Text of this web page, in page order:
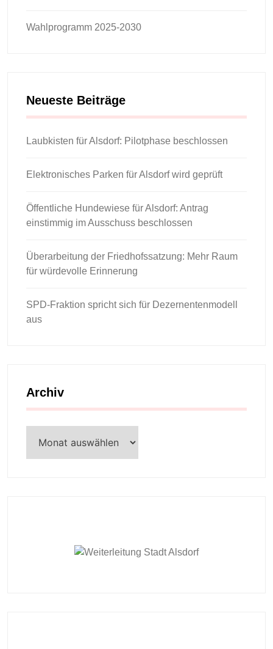
Wahlprogramm 2025-2030
Neueste Beiträge
Laubkisten für Alsdorf: Pilotphase beschlossen
Elektronisches Parken für Alsdorf wird geprüft
Öffentliche Hundewiese für Alsdorf: Antrag
einstimmig im Ausschuss beschlossen
Überarbeitung der Friedhofssatzung: Mehr Raum
für würdevolle Erinnerung
SPD-Fraktion spricht sich für Dezernentenmodell
aus
Archiv